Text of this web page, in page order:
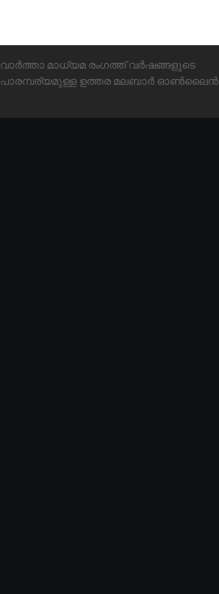
വാർത്താ മാധ്യമ രംഗത്ത് വർഷങ്ങളുടെ
പാരമ്പര്യമുള്ള ഉത്തര മലബാർ ഓൺലൈൻ